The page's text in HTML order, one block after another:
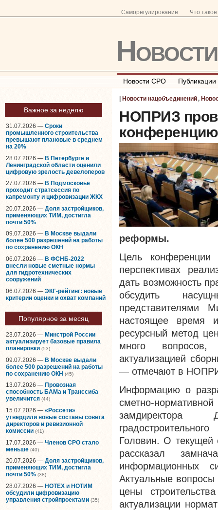
Саморегулирование Что
Новости СРО Публикации
Важное за неделю
31.07.2026 — Сроки
промышленного строительства
превышают плановые в среднем
на 20%
28.07.2026 — В Петербурге и
Ленинградской области оценили
цифровую зрелость девелоперов
27.07.2026 — В Подмосковье
проходит стратсессия по
капремонту и цифровизации ЖКХ
20.07.2026 — Доля застройщиков,
применяющих ТИМ, достигла
почти 50%
09.07.2026 — В Москве выдали
более 500 разрешений на работы
по сохранению ОКН
06.07.2026 — В ФСНБ-2022
внесли новые сметные нормы
для гидротехнических
сооружений
06.07.2026 — ЭКГ-рейтинг: новые
критерии оценки и охват компаний
Популярное за месяц
23.07.2026 — Минстрой России
актуализирует базовые правила
планировки (53)
09.07.2026 — В Москве выдали
более 500 разрешений на работы
по сохранению ОКН (45)
13.07.2026 — Провозная
способность БАМа и Транссиба
увеличится (44)
15.07.2026 — «Россети»
утвердили новые составы совета
директоров и ревизионной
комиссии (41)
17.07.2026 — Членов СРО стало
меньше (40)
20.07.2026 — Доля застройщиков,
применяющих ТИМ, достигла
почти 50% (38)
28.07.2026 — НОТЕХ и НОТИМ
обсудили цифровизацию
управления стройпроектами (35)
Новости нацобъединений,
НОПРИЗ
конференцию
реформы.
Цель
перспективах
дать возможность
обсудить
представителями
настоящее время
ресурсный метод
много
актуализацией
— отмечают в
Информацию о
сметно-
замдиректора
Головин. О текущей
рассказал
информационных
Актуальные вопросы
цены
актуализации